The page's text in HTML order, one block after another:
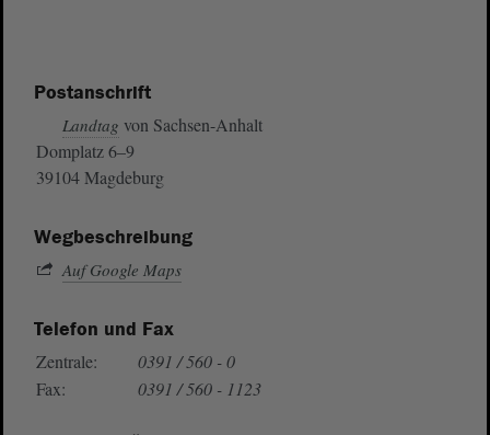
Postanschrift
Landtag von Sachsen-Anhalt
Domplatz 6–9
39104 Magdeburg
Wegbeschreibung
Auf Google Maps
Telefon und Fax
Zentrale:
0391 / 560 - 0
Fax:
0391 / 560 - 1123